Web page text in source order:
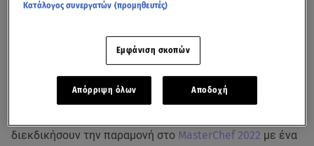
Τρεις ήταν υποψήφιοι προς αποχώρηση, οι οποίοι
διεκδικήσουν την παραμονή στο MasterChef 2022 με ένα
Κατάλογος συνεργατών (προμηθευτές)
Εμφάνιση σκοπών
Απόρριψη όλων Αποδοχή